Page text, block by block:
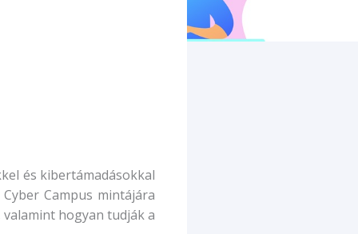
és kibertámadásokkal
Campus mintájára
hogyan tudják a